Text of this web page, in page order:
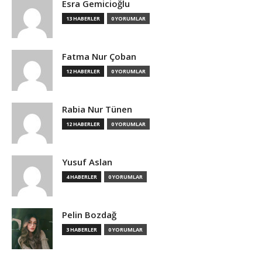
Esra Gemicioğlu
13 HABERLER 0 YORUMLAR
Fatma Nur Çoban
12 HABERLER 0 YORUMLAR
Rabia Nur Tünen
12 HABERLER 0 YORUMLAR
Yusuf Aslan
4 HABERLER 0 YORUMLAR
Pelin Bozdağ
3 HABERLER 0 YORUMLAR